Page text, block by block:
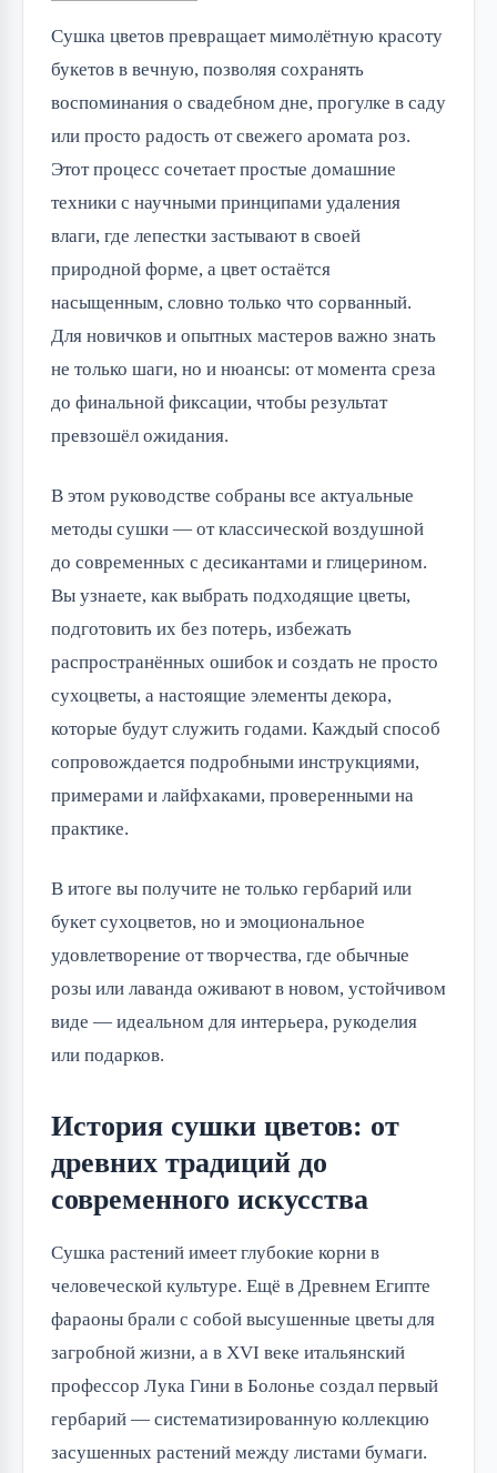
Сушка цветов превращает мимолётную красоту
букетов в вечную, позволяя сохранять
воспоминания о свадебном дне, прогулке в саду
или просто радость от свежего аромата роз.
Этот процесс сочетает простые домашние
техники с научными принципами удаления
влаги, где лепестки застывают в своей
природной форме, а цвет остаётся
насыщенным, словно только что сорванный.
Для новичков и опытных мастеров важно знать
не только шаги, но и нюансы: от момента среза
до финальной фиксации, чтобы результат
превзошёл ожидания.
В этом руководстве собраны все актуальные
методы сушки — от классической воздушной
до современных с десикантами и глицерином.
Вы узнаете, как выбрать подходящие цветы,
подготовить их без потерь, избежать
распространённых ошибок и создать не просто
сухоцветы, а настоящие элементы декора,
которые будут служить годами. Каждый способ
сопровождается подробными инструкциями,
примерами и лайфхаками, проверенными на
практике.
В итоге вы получите не только гербарий или
букет сухоцветов, но и эмоциональное
удовлетворение от творчества, где обычные
розы или лаванда оживают в новом, устойчивом
виде — идеальном для интерьера, рукоделия
или подарков.
История сушки цветов: от
древних традиций до
современного искусства
Сушка растений имеет глубокие корни в
человеческой культуре. Ещё в Древнем Египте
фараоны брали с собой высушенные цветы для
загробной жизни, а в XVI веке итальянский
профессор Лука Гини в Болонье создал первый
гербарий — систематизированную коллекцию
засушенных растений между листами бумаги.